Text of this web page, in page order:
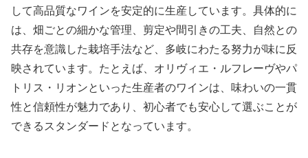
して高品質なワインを安定的に生産しています。具体的に
は、畑ごとの細かな管理、剪定や間引きの工夫、自然との
共存を意識した栽培手法など、多岐にわたる努力が味に反
映されています。たとえば、オリヴィエ・ルフレーヴやパ
トリス・リオンといった生産者のワインは、味わいの一貫
性と信頼性が魅力であり、初心者でも安心して選ぶことが
できるスタンダードとなっています。